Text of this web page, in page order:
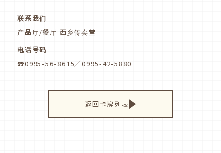
联系我们
产品厅/餐厅 西乡传卖堂
电话号码
☎0995-56-8615／0995-42-5880
返回卡牌列表